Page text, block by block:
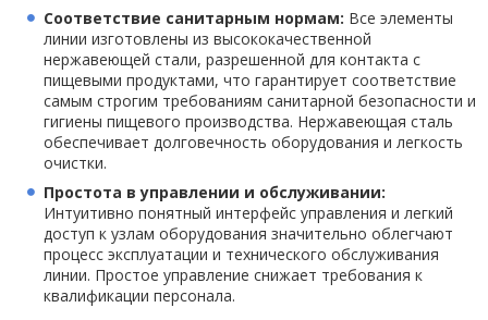
Соответствие санитарным нормам: Все элементы
линии изготовлены из высококачественной
нержавеющей стали, разрешенной для контакта с
пищевыми продуктами, что гарантирует соответствие
самым строгим требованиям санитарной безопасности и
гигиены пищевого производства. Нержавеющая сталь
обеспечивает долговечность оборудования и легкость
очистки.
Простота в управлении и обслуживании:
Интуитивно понятный интерфейс управления и легкий
доступ к узлам оборудования значительно облегчают
процесс эксплуатации и технического обслуживания
линии. Простое управление снижает требования к
квалификации персонала.